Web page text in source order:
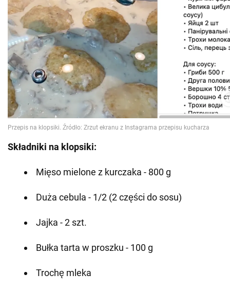
Składniki na klopsiki:
Mięso mielone z kurczaka - 800 g
Duża cebula - 1/2 (2 części do sosu)
Jajka - 2 szt.
Bułka tarta w proszku - 100 g
Trochę mleka